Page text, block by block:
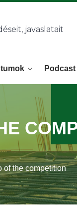
javaslatait
Podcast
of the competition